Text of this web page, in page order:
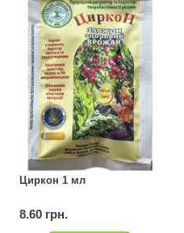
Циркон 1 мл
8.60 грн.